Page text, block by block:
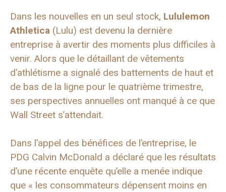
Dans les nouvelles en un seul stock, Lululemon
Athletica (Lulu) est devenu la dernière
entreprise à avertir des moments plus difficiles à
venir. Alors que le détaillant de vêtements
d’athlétisme a signalé des battements de haut et
de bas de la ligne pour le quatrième trimestre,
ses perspectives annuelles ont manqué à ce que
Wall Street s’attendait.
Dans l’appel des bénéfices de l’entreprise, le
PDG Calvin McDonald a déclaré que les résultats
d’une récente enquête qu’elle a menée indique
que « les consommateurs dépensent moins en